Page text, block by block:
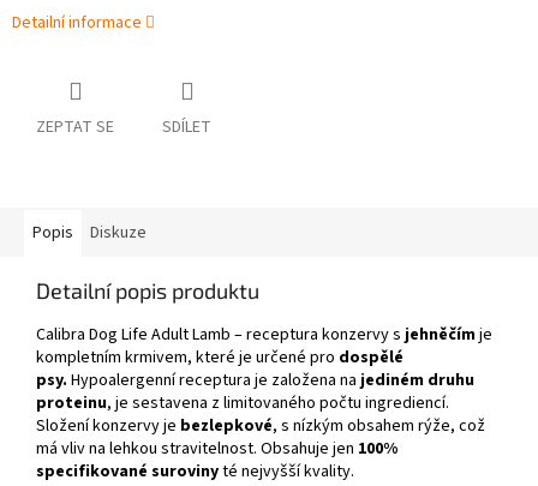
Detailní informace
ZEPTAT SE SDÍLET
Popis Diskuze
Detailní popis produktu
Calibra Dog Life Adult Lamb – receptura konzervy sjehněčímje
kompletním krmivem, které je určené pro dospělé
psy. Hypoalergenní receptura je založena najediném druhu
proteinu, je sestavena z limitovaného počtu ingrediencí.
Složení konzervy je bezlepkové, s nízkým obsahem rýže, což
má vliv na lehkou stravitelnost. Obsahuje jen 100%
specifikované surovinyté nejvyšší kvality.